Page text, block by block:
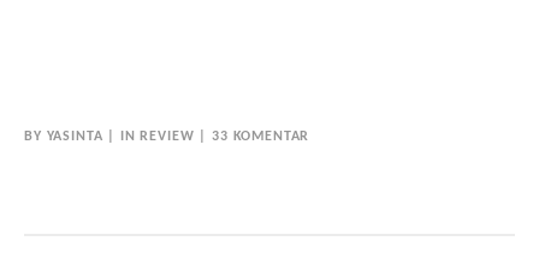
BY YASINTA IN REVIEW 33 KOMENTAR